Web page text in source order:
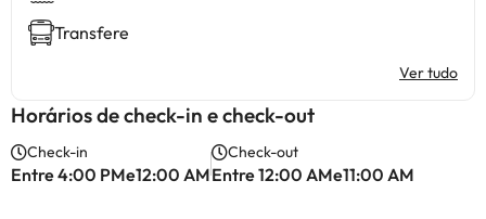
Transfere
Ver tudo
Horários de check-in e check-out
Check-in
Entre 4:00 PMe12:00 AM
Check-out
Entre 12:00 AMe11:00 AM